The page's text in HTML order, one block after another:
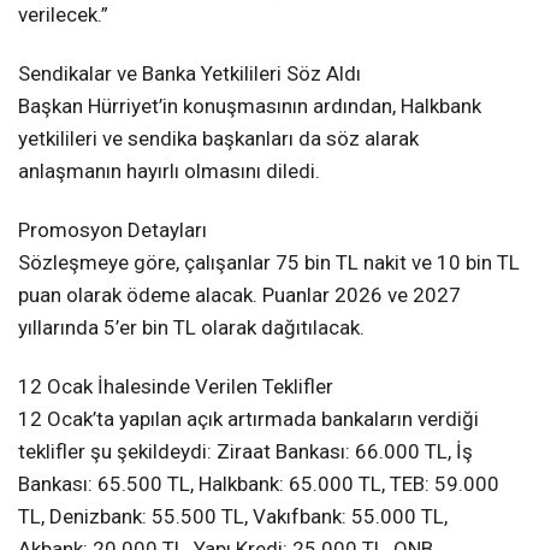
verilecek.”
Sendikalar ve Banka Yetkilileri Söz Aldı
Başkan Hürriyet’in konuşmasının ardından, Halkbank
yetkilileri ve sendika başkanları da söz alarak
anlaşmanın hayırlı olmasını diledi.
Promosyon Detayları
Sözleşmeye göre, çalışanlar 75 bin TL nakit ve 10 bin TL
puan olarak ödeme alacak. Puanlar 2026 ve 2027
yıllarında 5’er bin TL olarak dağıtılacak.
12 Ocak İhalesinde Verilen Teklifler
12 Ocak’ta yapılan açık artırmada bankaların verdiği
teklifler şu şekildeydi: Ziraat Bankası: 66.000 TL, İş
Bankası: 65.500 TL, Halkbank: 65.000 TL, TEB: 59.000
TL, Denizbank: 55.500 TL, Vakıfbank: 55.000 TL,